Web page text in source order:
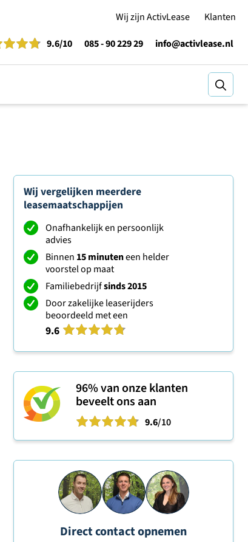
Wij zijn ActivLease
Klanten
9.6/10 085 - 90 229 29 info@activlease.nl
Wij vergelijken meerdere
leasemaatschappijen
Onafhankelijk en persoonlijk
advies
Binnen 15 minuteneen helder
voorstel op maat
Familiebedrijfsinds 2015
Door zakelijke leaserijders
beoordeeld met een
9.6
96%van onze klanten
beveelt ons aan
9.6/10
Direct contact opnemen